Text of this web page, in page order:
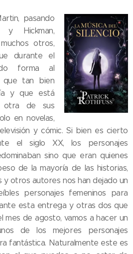
pasando
Hickman,
otros,
durante el
forma al
que tan bien
y que está
otra de sus
en novelas,
y cómic. Si bien es cierto
el siglo XX, los personajes
sino que eran quienes
de la mayoría de las historias,
y otros autores nos han dejado un
personajes femeninos para
esta entrega y otras dos que
mes de agosto, vamos a hacer un
de los mejores personajes
fantástica. Naturalmente este es